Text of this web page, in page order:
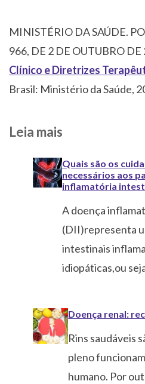
MINISTÉRIO DA SAÚDE.
966, DE 2 DE OUTUBRO DE
Clínico e Diretrizes
Brasil: Ministério da Saúde,
Leia mais
Quais são os
necessários aos
inflamatória
A doença
(DII)representa
intestinais
idiopáticas,ou
Doença renal:
Rins saudáveis
pleno
humano. Por